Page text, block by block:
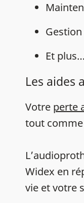
Et plus…
Les aides
Votre perte
tout
Widex en
vie et votre